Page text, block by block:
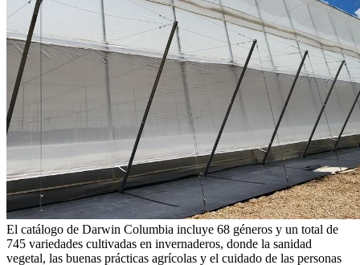
El catálogo de Darwin Columbia incluye 68 géneros y un total de
745 variedades cultivadas en invernaderos, donde la sanidad
vegetal, las buenas prácticas agrícolas y el cuidado de las personas